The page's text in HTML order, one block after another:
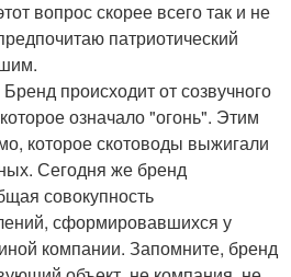
вопрос скорее всего так и не
патриотический
происходит от созвучного
означало "огонь". Этим
которое скотоводы выжигали
Сегодня же бренд
совокупность
сформировавшихся у
компании. Запомните, бренд